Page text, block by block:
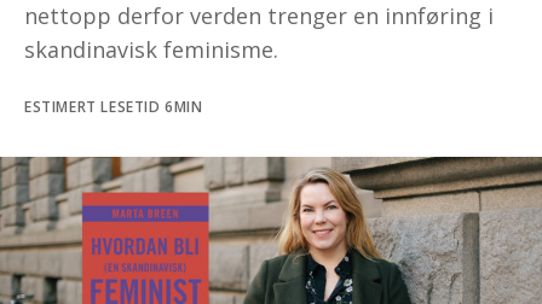
nettopp derfor verden trenger en innføring i
skandinavisk feminisme.
ESTIMERT LESETID 6MIN